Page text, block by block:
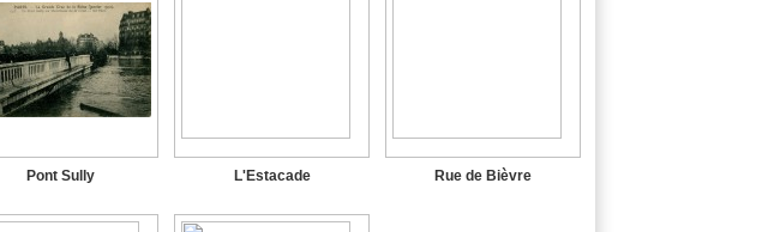
Pont Sully L'Estacade Rue de Bièvre